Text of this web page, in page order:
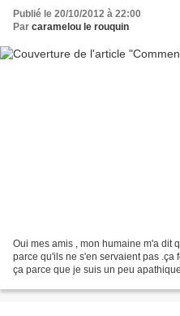
Publié le 20/10/2012 à 22:00
Par caramelou le rouquin
Oui mes amis , mon humaine m'a dit
parce qu'ils ne s'en servaient pas .ça
ça parce que je suis un peu